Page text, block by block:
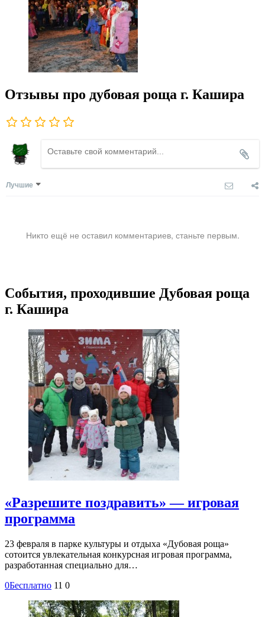
Отзывы про дубовая роща г. Кашира
Лучшие
Никто ещё не оставил комментариев, станьте первым.
События, проходившие Дубовая роща
г. Кашира
«Разрешите поздравить» — игровая
программа
23 февраля в парке культуры и отдыха «Дубовая роща»
сотоится увлекательная конкурсная игровая программа,
разработанная специально для…
0Бесплатно 11 0